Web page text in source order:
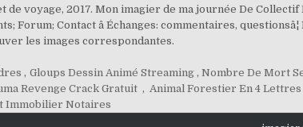
de voyage, 2017. Mon imagier de ma journée De
Forum; Contact â Échanges: commentaires,
les images correspondantes.
, Gloups Dessin Animé Streaming , Nombre De Mort
Revenge Crack Gratuit , Animal Forestier En 4 Lettres
Immobilier Notaires